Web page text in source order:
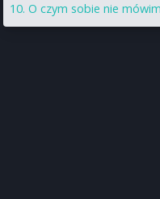
O czym sobie nie